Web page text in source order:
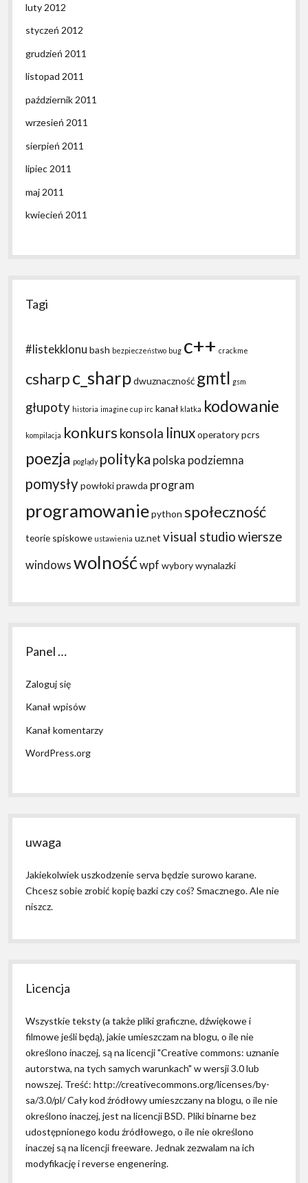
luty 2012
styczeń 2012
grudzień 2011
listopad 2011
październik 2011
wrzesień 2011
sierpień 2011
lipiec 2011
maj 2011
kwiecień 2011
Tagi
#listekklonu bash bezpieczeństwo bug c++ crackme
csharpc_sharpdwuznaczność gmtl gsm
głupoty historia imagine cup irc kanał klatka kodowanie
kompilacja konkurs konsola linuxoperatorypcrs
poezja poglądy polityka polska podziemna
pomysłypowłokiprawda program
programowaniepython społeczność
teorie spiskowe ustawienia uz.net visual studiowiersze
windows wolnośćwpf wyborywynalazki
Panel …
Zaloguj się
Kanał wpisów
Kanał komentarzy
WordPress.org
uwaga
Jakiekolwiek uszkodzenie serva będzie surowo karane.
Chcesz sobie zrobić kopię bazki czy coś? Smacznego. Ale nie
niszcz.
Licencja
Wszystkie teksty (a także pliki graficzne, dźwiękowe i
filmowe jeśli będą), jakie umieszczam na blogu, o ile nie
określono inaczej, są na licencji "Creative commons: uznanie
autorstwa, na tych samych warunkach" w wersji 3.0 lub
nowszej. Treść: http://creativecommons.org/licenses/by-
sa/3.0/pl/ Cały kod źródłowy umieszczany na blogu, o ile nie
określono inaczej, jest na licencji BSD. Pliki binarne bez
udostępnionego kodu źródłowego, o ile nie określono
inaczej są na licencji freeware. Jednak zezwalam na ich
modyfikację i reverse engenering.